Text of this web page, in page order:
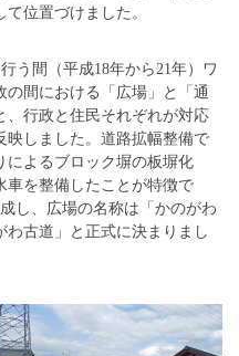
位置づけました。
う間（平成18年から21年）ワ
間における「広場」と「通
、行政と住民それぞれが対応
映しました。道路拡幅整備で
によるブロック塀の板塀化
車を整備したことが特徴で
し、広場の名称は「かのがわ
古道」と正式に決まりまし